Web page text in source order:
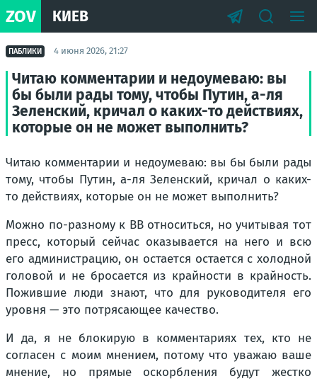
ZOV КИЕВ
ПАБЛИКИ 4 июня 2026, 21:27
Читаю комментарии и недоумеваю: вы
бы были рады тому, чтобы Путин, а-ля
Зеленский, кричал о каких-то действиях,
которые он не может выполнить?
Читаю комментарии и недоумеваю: вы бы были рады
тому, чтобы Путин, а-ля Зеленский, кричал о каких-
то действиях, которые он не может выполнить?
Можно по-разному к ВВ относиться, но учитывая тот
пресс, который сейчас оказывается на него и всю
его администрацию, он остается остается с холодной
головой и не бросается из крайности в крайность.
Пожившие люди знают, что для руководителя его
уровня — это потрясающее качество.
И да, я не блокирую в комментариях тех, кто не
согласен с моим мнением, потому что уважаю ваше
мнение, но прямые оскорбления будут жестко